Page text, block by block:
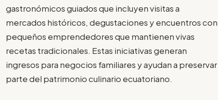
gastronómicos guiados que incluyen visitas a
mercados históricos, degustaciones y encuentros con
pequeños emprendedores que mantienen vivas
recetas tradicionales. Estas iniciativas generan
ingresos para negocios familiares y ayudan a preservar
parte del patrimonio culinario ecuatoriano.